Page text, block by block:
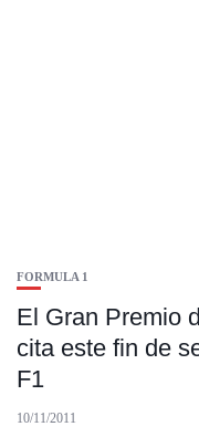
FORMULA 1
El Gran Premio
cita este fin de
F1
10/11/2011